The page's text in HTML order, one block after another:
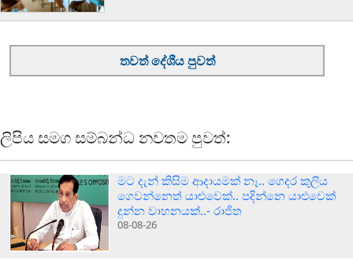
තවත් දේශීය පුවත්
ලිපිය සමග සම්බන්ධ නවතම පුවත්:
මට දැන් කිසිම ආදායමක් නෑ.. ගෙදර කුලිය
ගෙවන්නෙත් යාළුවෙක්.. පදින්නෙ යාළුවෙක්
දුන්න වාහනයක්..- රාජිත
08-08-26